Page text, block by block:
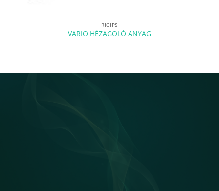
RIGIPS
VARIO HÉZAGOLÓ ANYAG